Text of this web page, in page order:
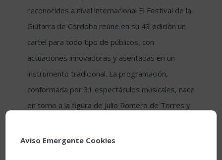
reconocidos a nivel internacional El Festival de la
Guitarra de Córdoba reúne en su 43 edición un
cartel para todo tipo de públicos, con
actuaciones innovadoras y asentadas en un
instrumento tradicional. La programación,
conformada por 31 espectáculos musicales, nace
en torno a la figura de Julio Romero de Torres y
acogerá como concierto inaugural de este
Aviso Emergente Cookies